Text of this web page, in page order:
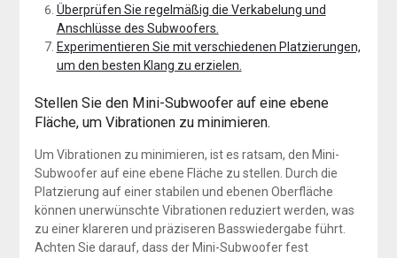
Überprüfen Sie regelmäßig die Verkabelung und
Anschlüsse des Subwoofers.
Experimentieren Sie mit verschiedenen Platzierungen,
um den besten Klang zu erzielen.
Stellen Sie den Mini-Subwoofer auf eine ebene
Fläche, um Vibrationen zu minimieren.
Um Vibrationen zu minimieren, ist es ratsam, den Mini-
Subwoofer auf eine ebene Fläche zu stellen. Durch die
Platzierung auf einer stabilen und ebenen Oberfläche
können unerwünschte Vibrationen reduziert werden, was
zu einer klareren und präziseren Basswiedergabe führt.
Achten Sie darauf, dass der Mini-Subwoofer fest